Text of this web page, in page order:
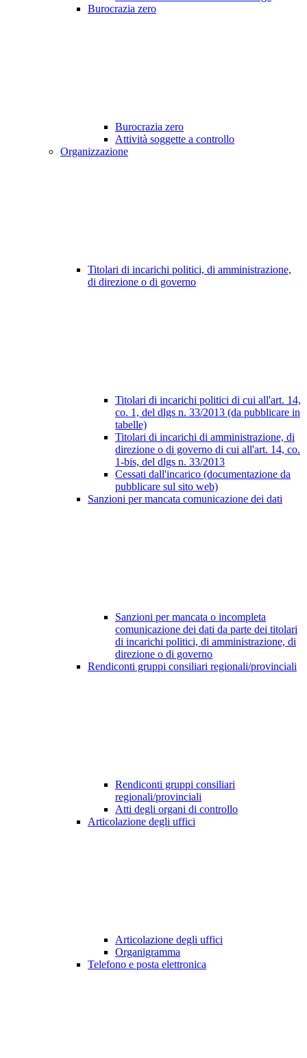
Burocrazia zero
Burocrazia zero
Attività soggette a controllo
Organizzazione
Titolari di incarichi politici, di amministrazione,
di direzione o di governo
Titolari di incarichi politici di cui all'art. 14,
co. 1, del dlgs n. 33/2013 (da pubblicare in
tabelle)
Titolari di incarichi di amministrazione, di
direzione o di governo di cui all'art. 14, co.
1-bis, del dlgs n. 33/2013
Cessati dall'incarico (documentazione da
pubblicare sul sito web)
Sanzioni per mancata comunicazione dei dati
Sanzioni per mancata o incompleta
comunicazione dei dati da parte dei titolari
di incarichi politici, di amministrazione, di
direzione o di governo
Rendiconti gruppi consiliari regionali/provinciali
Rendiconti gruppi consiliari
regionali/provinciali
Atti degli organi di controllo
Articolazione degli uffici
Articolazione degli uffici
Organigramma
Telefono e posta elettronica